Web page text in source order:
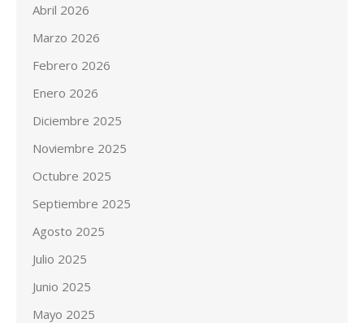
Abril 2026
Marzo 2026
Febrero 2026
Enero 2026
Diciembre 2025
Noviembre 2025
Octubre 2025
Septiembre 2025
Agosto 2025
Julio 2025
Junio 2025
Mayo 2025